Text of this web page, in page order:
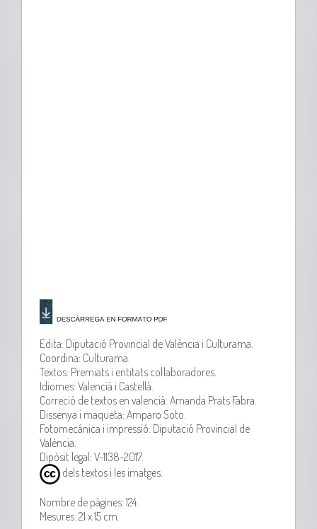
Edita: Diputació Provincial de València i Culturama.
Coordina: Culturama.
Textos: Premiats i entitats col·laboradores.
Idiomes: Valencià i Castellà.
Correció de textos en valencià: Amanda Prats Fabra.
Dissenya i maqueta: Amparo Soto.
Fotomecánica i impressió: Diputació Provincial de
València.
Dipòsit legal: V-1138-2017.
dels textos i les imatges.
Nombre de pàgines: 124.
Mesures: 21 x 15 cm.